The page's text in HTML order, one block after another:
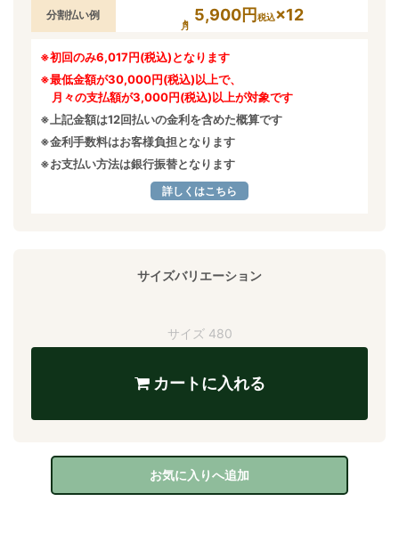
分割払い例 5,900円税込×12
※初回のみ6,017円(税込)となります
※最低金額が30,000円(税込)以上で、
月々の支払額が3,000円(税込)以上が対象です
※上記金額は12回払いの金利を含めた概算です
※金利手数料はお客様負担となります
※お支払い方法は銀行振替となります
詳しくはこちら
サイズバリエーション
サイズ 480
カートに入れる
お気に入りへ追加